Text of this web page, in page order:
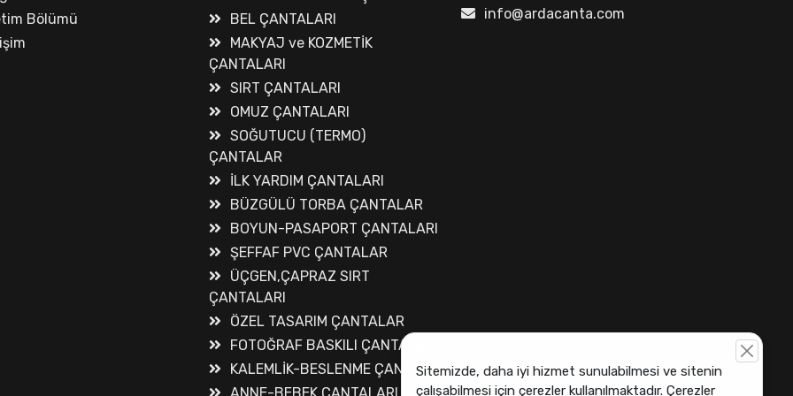
Bölümü
BEL ÇANTALARI
MAKYAJ ve KOZMETİK
ÇANTALARI
SIRT ÇANTALARI
OMUZ ÇANTALARI
SOĞUTUCU (TERMO)
ÇANTALAR
İLK YARDIM ÇANTALARI
BÜZGÜLÜ TORBA ÇANTALAR
BOYUN-PASAPORT ÇANTALARI
ŞEFFAF PVC ÇANTALAR
ÜÇGEN,ÇAPRAZ SIRT
ÇANTALARI
ÖZEL TASARIM ÇANTALAR
FOTOĞRAF BASKILI ÇANTALAR
KALEMLİK-BESLENME ÇANTASI
info@ardacanta.com
Sitemizde, daha iyi hizmet sunulabilmesi ve sitenin
çalışabilmesi için çerezler kullanılmaktadır. Çerezler